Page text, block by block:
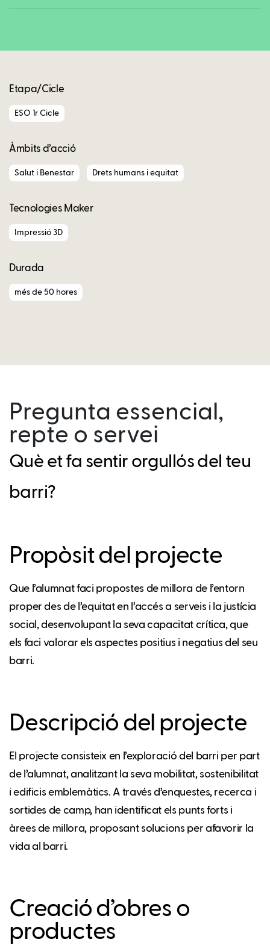
Etapa/Cicle
ESO 1r Cicle
Àmbits d’acció
Salut i Benestar Drets humans i equitat
Tecnologies Maker
Impressió 3D
Durada
més de 50 hores
Pregunta essencial,
repte o servei
Què et fa sentir orgullós del teu
barri?
Propòsit del projecte
Que l’alumnat faci propostes de millora de l’entorn
proper des de l’equitat en l’accés a serveis i la justícia
social, desenvolupant la seva capacitat crítica, que
els faci valorar els aspectes positius i negatius del seu
barri.
Descripció del projecte
El projecte consisteix en l’exploració del barri per part
de l’alumnat, analitzant la seva mobilitat, sostenibilitat
i edificis emblemàtics. A través d’enquestes, recerca i
sortides de camp, han identificat els punts forts i
àrees de millora, proposant solucions per afavorir la
vida al barri.
Creació d’obres o
productes